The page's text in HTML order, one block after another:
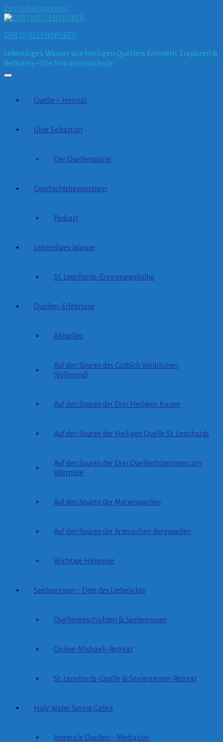
Zum Inhalt springen
DER QUELLENSPÜRER
Lebendiges Wasser aus Heiligen Quellen: Erinnern. Erspüren &
Behüten – Die Initiationsschule
Quelle = Heimat
Über Sebastian
Der Quellenspürer
Geschichtsbewusstsein
Podcast
Lebendiges Wasser
St. Leonhards-Erinnerungskultur
Quellen-Erlebnisse
Aktuelles
Auf den Spuren des Göttlich Weiblichen
(Vollmond)
Auf den Spuren der Drei Heiligen Frauen
Auf den Spuren der Heiligen Quelle St. Leonhards
Auf den Spuren der Drei Quellenhüterinnen am
Würmsee
Auf den Spuren der Marienquellen
Auf den Spuren der Artesischen Bergquellen
Wichtige Hinweise
Seelenreisen – Orte des Liebelichts
Quellengeschichten & Seelenreisen
Online-Michaeli-Retreat
St. Leonhards-Quelle & Seelenreisen-Retreat
Holy Water Spring Geleit
Integrale Quellen – Mediation